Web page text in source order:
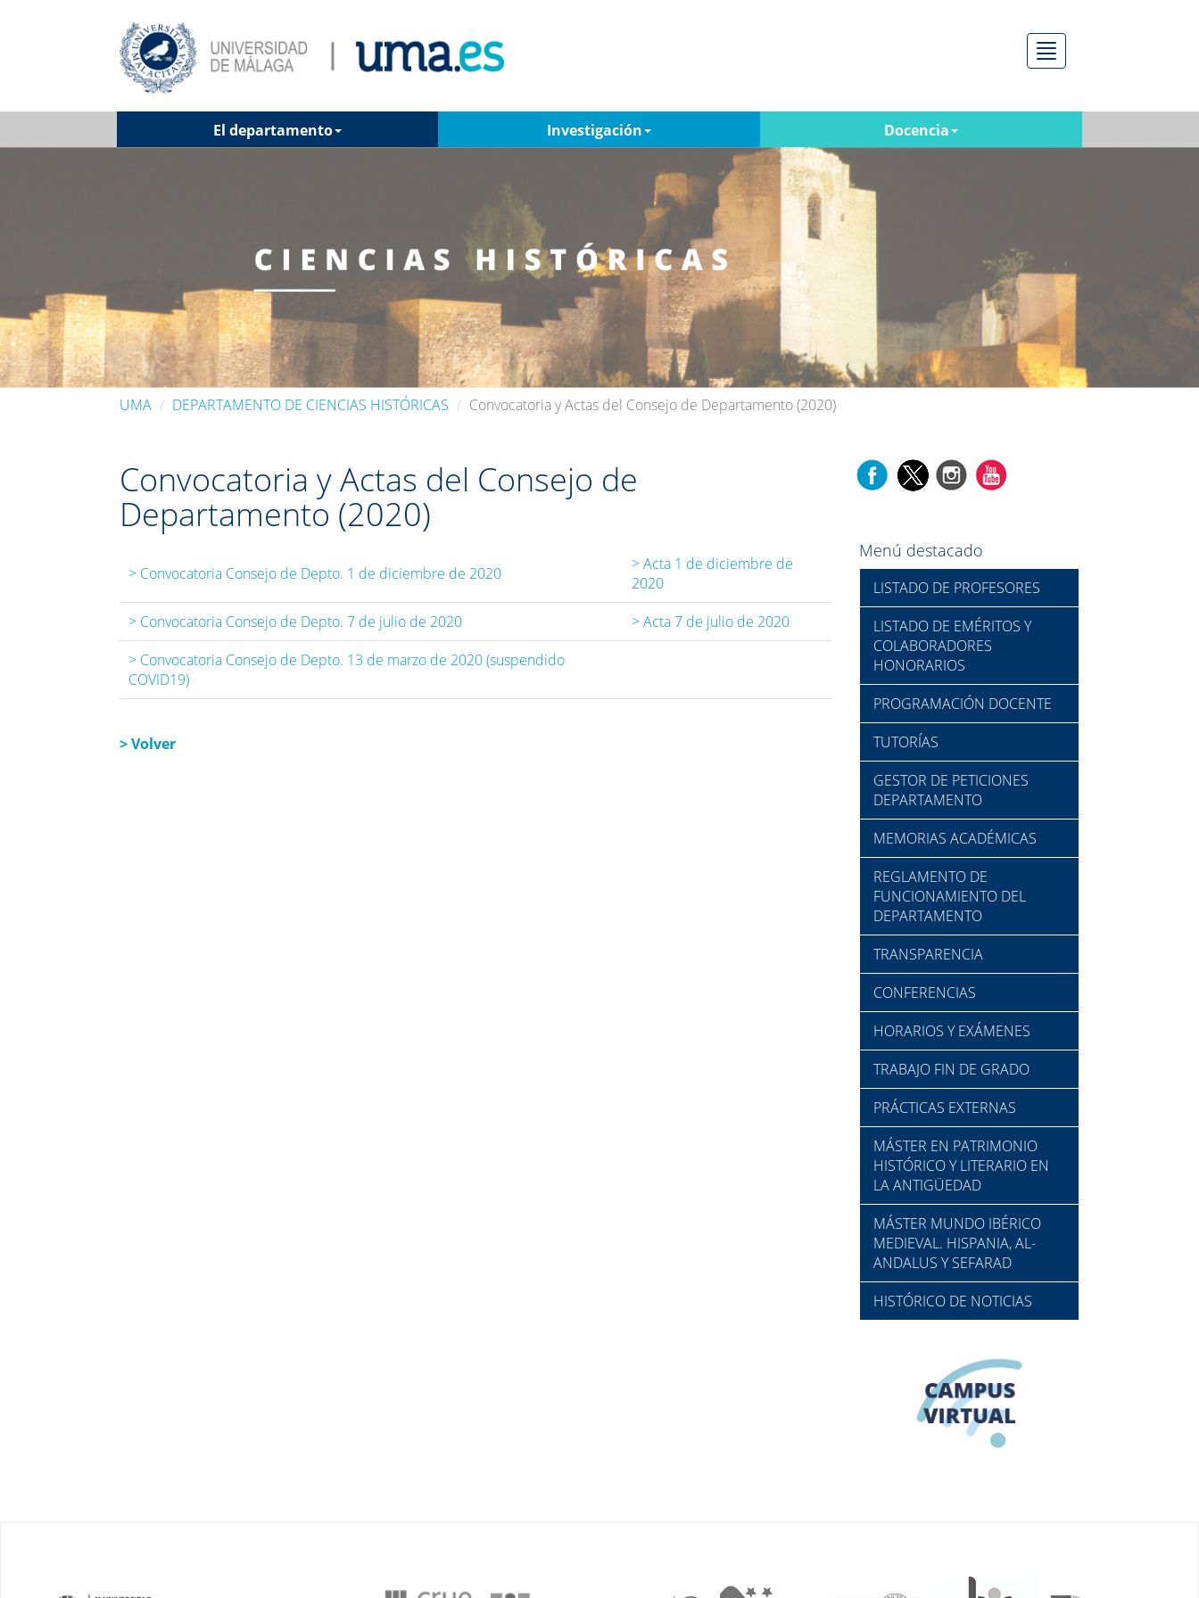
Menú
El departamento Investigación Docencia
UMA DEPARTAMENTO DE CIENCIAS HISTÓRICAS Convocatoria y Actas del Consejo de Departamento (2020)
Convocatoria y Actas del Consejo de
Departamento (2020)
> Convocatoria Consejo de Depto. 1 de diciembre de 2020
> Acta 1 de diciembre de
2020
> Convocatoria Consejo de Depto. 7 de julio de 2020
> Acta 7 de julio de 2020
> Convocatoria Consejo de Depto. 13 de marzo de 2020 (suspendido
COVID19)
> Volver
Menú destacado
LISTADO DE PROFESORES
LISTADO DE EMÉRITOS Y
COLABORADORES
HONORARIOS
PROGRAMACIÓN DOCENTE
TUTORÍAS
GESTOR DE PETICIONES
DEPARTAMENTO
MEMORIAS ACADÉMICAS
REGLAMENTO DE
FUNCIONAMIENTO DEL
DEPARTAMENTO
TRANSPARENCIA
CONFERENCIAS
HORARIOS Y EXÁMENES
TRABAJO FIN DE GRADO
PRÁCTICAS EXTERNAS
MÁSTER EN PATRIMONIO
HISTÓRICO Y LITERARIO EN
LA ANTIGÜEDAD
MÁSTER MUNDO IBÉRICO
MEDIEVAL. HISPANIA, AL-
ANDALUS Y SEFARAD
HISTÓRICO DE NOTICIAS